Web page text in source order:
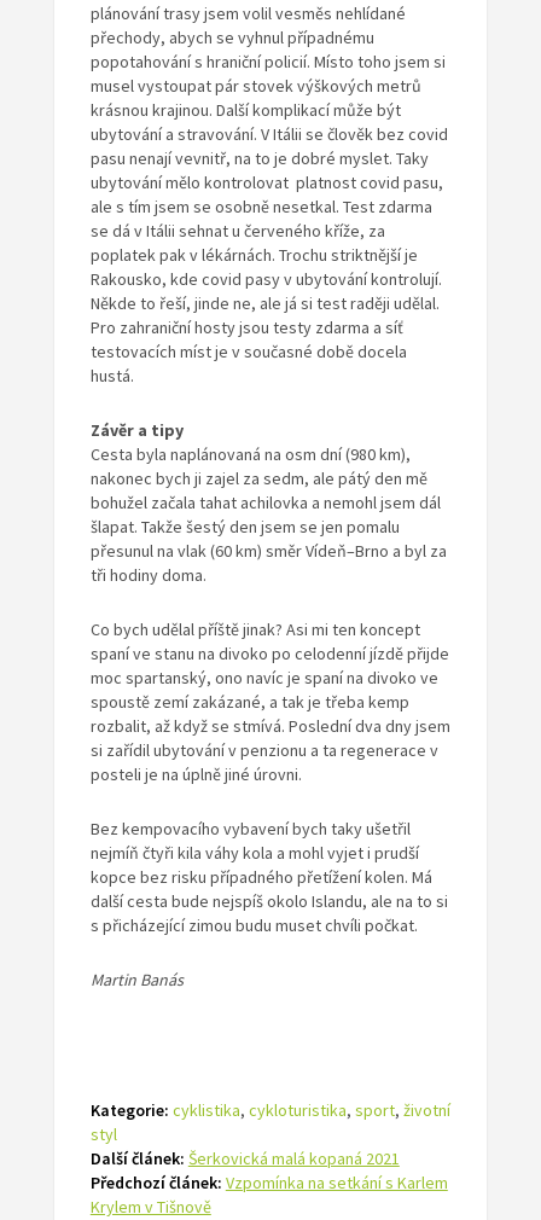
plánování trasy jsem volil vesměs nehlídané
přechody, abych se vyhnul případnému
popotahování s hraniční policií. Místo toho jsem si
musel vystoupat pár stovek výškových metrů
krásnou krajinou. Další komplikací může být
ubytování a stravování. V Itálii se člověk bez covid
pasu nenají vevnitř, na to je dobré myslet. Taky
ubytování mělo kontrolovat platnost covid pasu,
ale s tím jsem se osobně nesetkal. Test zdarma
se dá v Itálii sehnat u červeného kříže, za
poplatek pak v lékárnách. Trochu striktnější je
Rakousko, kde covid pasy v ubytování kontrolují.
Někde to řeší, jinde ne, ale já si test raději udělal.
Pro zahraniční hosty jsou testy zdarma a síť
testovacích míst je v současné době docela
hustá.
Závěr a tipy
Cesta byla naplánovaná na osm dní (980 km),
nakonec bych ji zajel za sedm, ale pátý den mě
bohužel začala tahat achilovka a nemohl jsem dál
šlapat. Takže šestý den jsem se jen pomalu
přesunul na vlak (60 km) směr Vídeň–Brno a byl za
tři hodiny doma.
Co bych udělal příště jinak? Asi mi ten koncept
spaní ve stanu na divoko po celodenní jízdě přijde
moc spartanský, ono navíc je spaní na divoko ve
spoustě zemí zakázané, a tak je třeba kemp
rozbalit, až když se stmívá. Poslední dva dny jsem
si zařídil ubytování v penzionu a ta regenerace v
posteli je na úplně jiné úrovni.
Bez kempovacího vybavení bych taky ušetřil
nejmíň čtyři kila váhy kola a mohl vyjet i prudší
kopce bez risku případného přetížení kolen. Má
další cesta bude nejspíš okolo Islandu, ale na to si
s přicházející zimou budu muset chvíli počkat.
Martin Banás
Kategorie: cyklistika, cykloturistika, sport, životní
styl
Další článek: Šerkovická malá kopaná 2021
Předchozí článek: Vzpomínka na setkání s Karlem
Krylem v Tišnově